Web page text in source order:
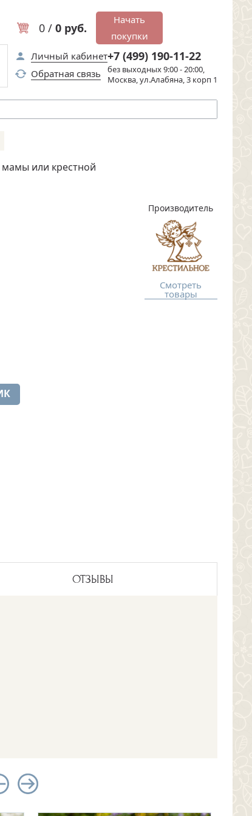
0 / 0 руб.
Начать
покупки
Личный кабинет
Обратная связь
+7 (499) 190-11-22
без выходных 9:00 - 20:00,
Москва, ул.Алабяна, 3 корп 1
мамы или крестной
Производитель
Смотреть
товары
ОТЗЫВЫ